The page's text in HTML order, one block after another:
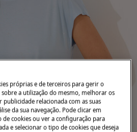
próprias e de terceiros para gerir o
a utilização do mesmo, melhorar os
publicidade relacionada com as suas
da sua navegação. Pode clicar em
de cookies ou ver a configuração para
e selecionar o tipo de cookies que deseja